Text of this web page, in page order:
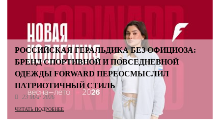
РОССИЙСКАЯ ГЕРАЛЬДИКА БЕЗ ОФИЦИОЗА:
БРЕНД СПОРТИВНОЙ И ПОВСЕДНЕВНОЙ
ОДЕЖДЫ FORWARD ПЕРЕОСМЫСЛИЛ
ПАТРИОТИЧНЫЙ СТИЛЬ
23 МАР 2026
ЧИТАТЬ ПОДРОБНЕЕ